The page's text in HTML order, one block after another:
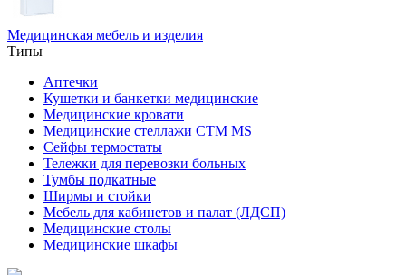
Медицинская мебель и изделия
Типы
Аптечки
Кушетки и банкетки медицинские
Медицинские кровати
Медицинские стеллажи CTM MS
Сейфы термостаты
Тележки для перевозки больных
Тумбы подкатные
Ширмы и стойки
Мебель для кабинетов и палат (ЛДСП)
Медицинские столы
Медицинские шкафы